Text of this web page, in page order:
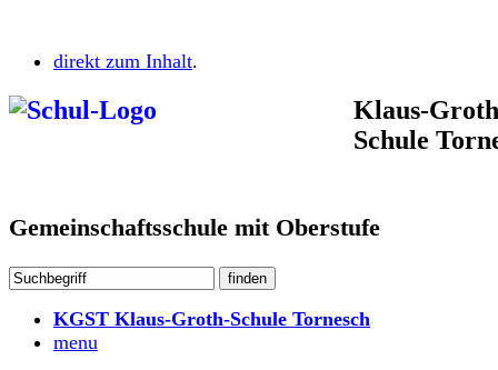
direkt zum Inhalt.
Klaus-
Schule
Gemeinschaftsschule mit Oberstufe
KGST Klaus-Groth-Schule Tornesch
menu